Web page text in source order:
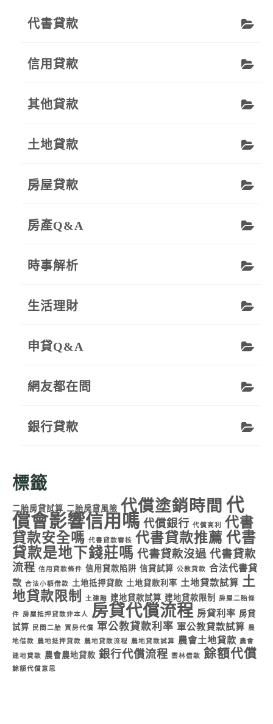
代書貸款
信用貸款
其他貸款
土地貸款
房屋貸款
房產Q&A
時事解析
生活理財
申貸Q&A
網友都在問
銀行貸款
標籤
二胎房貸試算 二胎房貸風險 代償塗銷時間 代
償會影響信用嗎 代償銀行 代償高利
代書
貸款安全嗎 代書貸款審核 代書貸款推薦 代書
貸款是地下錢莊嗎 代書貸款沒過 代書貸款
流程 信用貸款條件 信用貸款陷阱 信貸試算 公教貸款 合法代書貸
款 合法小額借款 土地抵押貸款 土地貸款利率 土地貸款試算 土
地貸款限制
土建融 建地貸款試算 建地貸款限制 房屋二胎條
件 房屋抵押貸款非本人 房貸代償流程 房貸利率 房貸
試算
民間二胎 買房代償 軍公教貸款利率 軍公教貸款試算
農
地借款
農地抵押貸款 農地貸款流程 農地貸款試算 農會土地貸款 農會
建地貸款 農會農地貸款 銀行代償流程 雲林借款 餘額代償
餘額代償意思